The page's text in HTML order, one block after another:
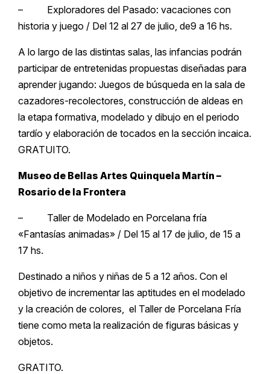
– Exploradores del Pasado: vacaciones con
historia y juego / Del 12 al 27 de julio, de9 a 16 hs.
A lo largo de las distintas salas, las infancias podrán
participar de entretenidas propuestas diseñadas para
aprender jugando: Juegos de búsqueda en la sala de
cazadores-recolectores, construcción de aldeas en
la etapa formativa, modelado y dibujo en el periodo
tardío y elaboración de tocados en la sección incaica.
GRATUITO.
Museo de Bellas Artes Quinquela Martín –
Rosario de la Frontera
– Taller de Modelado en Porcelana fría
«Fantasías animadas» / Del 15 al 17 de julio, de 15 a
17 hs.
Destinado a niños y niñas de 5 a 12 años. Con el
objetivo de incrementar las aptitudes en el modelado
y la creación de colores, el Taller de Porcelana Fría
tiene como meta la realización de figuras básicas y
objetos.
GRATITO.